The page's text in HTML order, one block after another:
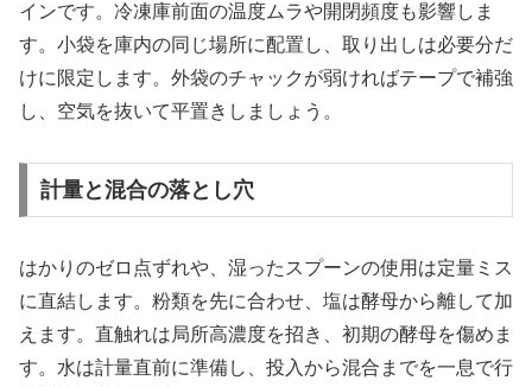
インです。冷凍庫前面の温度ムラや開閉頻度も影響しま
す。小袋を庫内の同じ場所に配置し、取り出しは必要分だ
けに限定します。外袋のチャックが弱ければテープで補強
し、空気を抜いて平置きしましょう。
計量と混合の落とし穴
はかりのゼロ点ずれや、湿ったスプーンの使用は定量ミス
に直結します。粉類を先に合わせ、塩は酵母から離して加
えます。直触れは局所高濃度を招き、初期の酵母を傷めま
す。水は計量直前に準備し、投入から混合までを一息で行